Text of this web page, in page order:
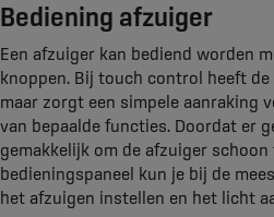
Bediening afzuiger
Een afzuiger kan bediend worden
knoppen. Bij touch control heeft de
maar zorgt een simpele aanraking
van bepaalde functies. Doordat er
gemakkelijk om de afzuiger schoon
bedieningspaneel kun je bij de
het afzuigen instellen en het licht